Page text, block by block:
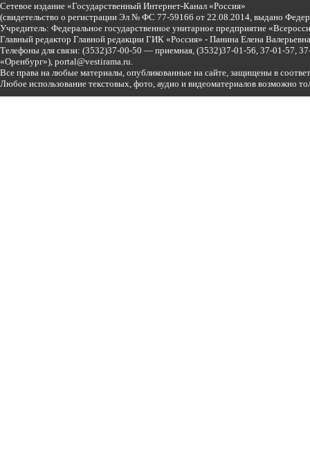
Сетевое издание «Государственный Интернет-Канал «Россия»
(свидетельство о регистрации Эл № ФС 77-59166 от 22.08.2014, выдано
Учредитель: Федеральное государственное унитарное предприятие
Главный редактор Главной редакции ГИК «Россия» - Панина Елена
Телефоны для связи: (3532)37-00-50 — приемная, (3532)37-01-56, 37-01-57,
«Оренбург»), portal@vestirama.ru.
Все права на любые материалы, опубликованные на сайте, защищены в
Любое использование текстовых, фото, аудио и видеоматериалов возможно